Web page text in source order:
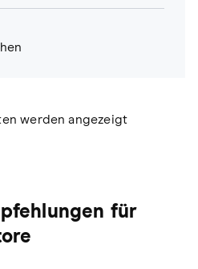
werden angezeigt
für